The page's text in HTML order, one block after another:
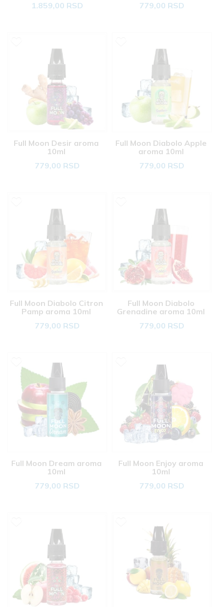
1.859,00 RSD
779,00 RSD
Full Moon Desir aroma
10ml
779,00 RSD
Full Moon Diabolo Apple
aroma 10ml
779,00 RSD
Full Moon Diabolo Citron
Pamp aroma 10ml
779,00 RSD
Full Moon Diabolo
Grenadine aroma 10ml
779,00 RSD
Full Moon Dream aroma
10ml
779,00 RSD
Full Moon Enjoy aroma
10ml
779,00 RSD